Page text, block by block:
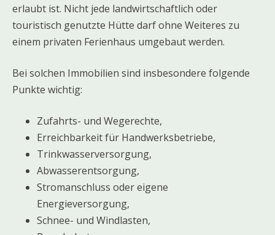
erlaubt ist. Nicht jede landwirtschaftlich oder
touristisch genutzte Hütte darf ohne Weiteres zu
einem privaten Ferienhaus umgebaut werden.
Bei solchen Immobilien sind insbesondere folgende
Punkte wichtig:
Zufahrts- und Wegerechte,
Erreichbarkeit für Handwerksbetriebe,
Trinkwasserversorgung,
Abwasserentsorgung,
Stromanschluss oder eigene
Energieversorgung,
Schnee- und Windlasten,